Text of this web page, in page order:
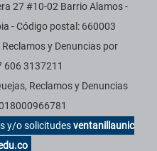
27 #10-02 Barrio Alamos -
- Código postal: 660003
y Denuncias por
606 3137211
Reclamos y Denuncias
y/o solicitudesventanillaunic